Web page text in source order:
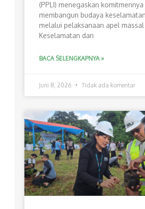
(PPLI) menegaskan
membangun budaya
melalui pelaksanaan apel
Keselamatan dan
BACA SELENGKAPNYA »
Juni 8, 2026 Tidak ada komentar